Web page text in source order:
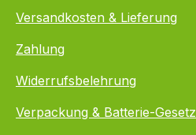
Versandkosten & Lieferung
Zahlung
Widerrufsbelehrung
Verpackung & Batterie-Gesetz